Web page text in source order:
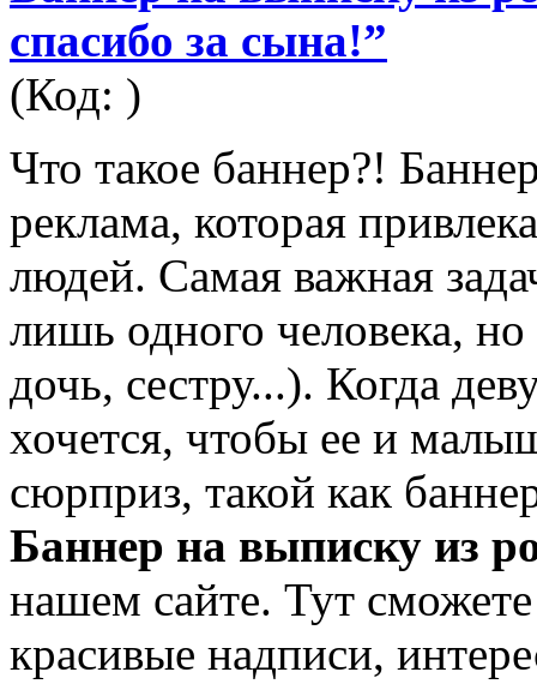
спасибо за сына!”
(Код: )
Что такое баннер?!
реклама, которая
людей. Самая важная
лишь одного человека,
дочь, сестру...). Когда
хочется, чтобы ее и
сюрприз, такой как
Баннер на выписку из
нашем сайте. Тут
красивые надписи,